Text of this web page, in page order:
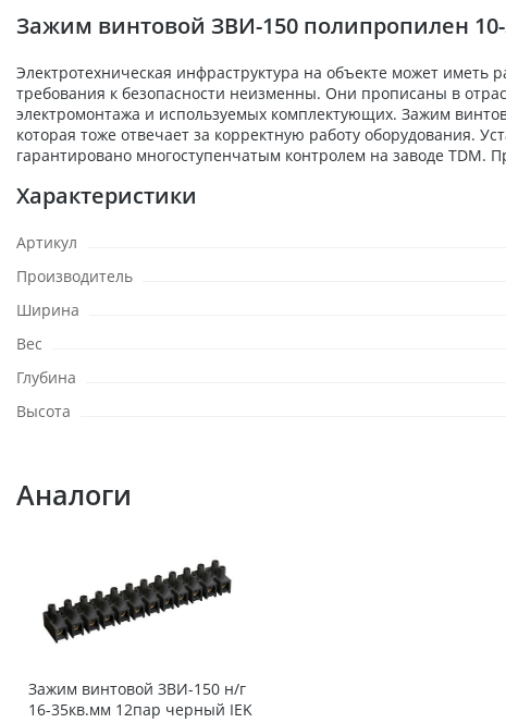
Зажим винтовой ЗВИ-150 полипропилен
Электротехническая инфраструктура на объекте может
требования к безопасности неизменны. Они прописаны в
электромонтажа и используемых комплектующих. Зажим
которая тоже отвечает за корректную работу оборудования.
гарантировано многоступенчатым контролем на заводе TDM.
Характеристики
Артикул
Производитель
Ширина
Вес
Глубина
Высота
Аналоги
Зажим винтовой ЗВИ-150 н/г
16-35кв.мм 12пар черный IEK